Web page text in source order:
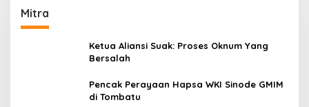
Mitra
Ketua Aliansi Suak: Proses Oknum Yang
Bersalah
Pencak Perayaan Hapsa WKI Sinode GMIM
di Tombatu